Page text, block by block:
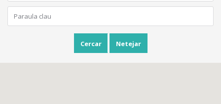
Cercar Netejar